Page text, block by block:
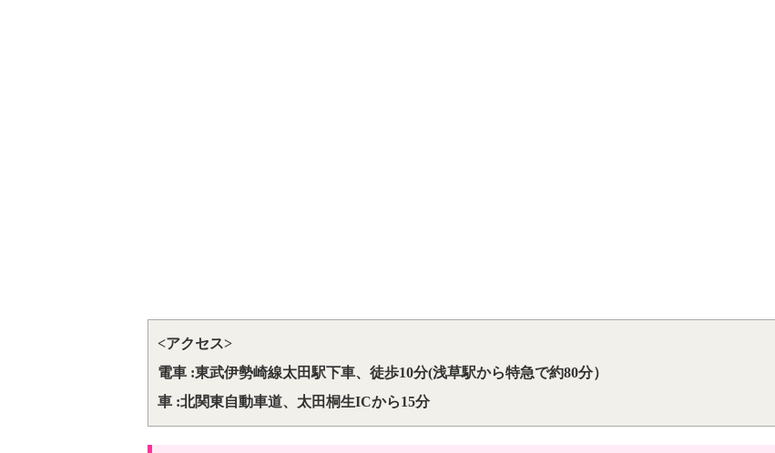
<アクセス>
電車 :東武伊勢崎線太田駅下車、徒歩10分(浅草駅から特急で約80分）
車 :北関東自動車道、太田桐生ICから15分